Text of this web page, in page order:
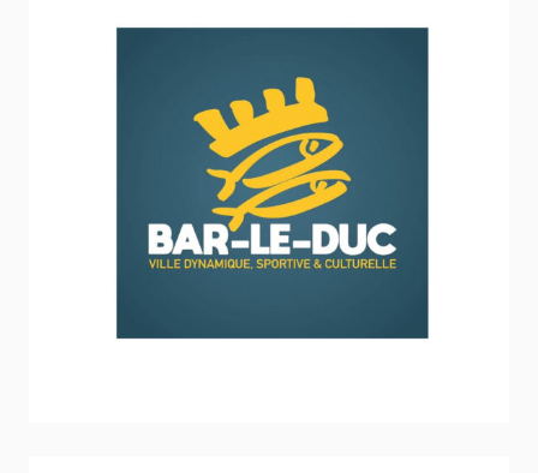
Ville de Bar-le-Duc
Sport - Loisirs - Jeunesse